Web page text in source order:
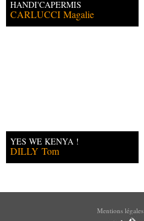
HANDI'CAPERMIS
CARLUCCI Magalie
YES WE KENYA !
DILLY Tom
Mentions légales